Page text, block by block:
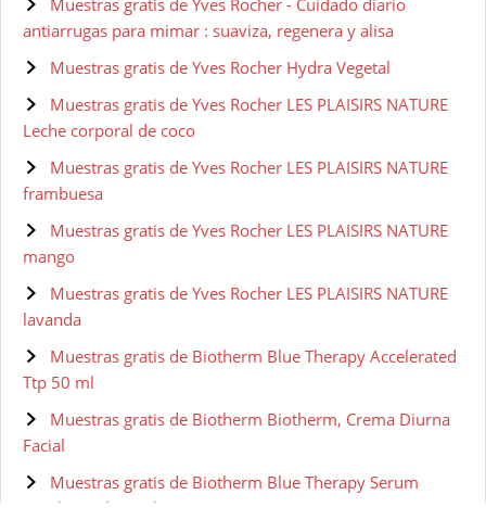
antiarrugas para mimar : suaviza, regenera y alisa
Muestras gratis de Yves Rocher Hydra Vegetal
Muestras gratis de Yves Rocher LES PLAISIRS NATURE
Leche corporal de coco
Muestras gratis de Yves Rocher LES PLAISIRS NATURE
frambuesa
Muestras gratis de Yves Rocher LES PLAISIRS NATURE
mango
Muestras gratis de Yves Rocher LES PLAISIRS NATURE
lavanda
Muestras gratis de Biotherm Blue Therapy Accelerated
Ttp 50 ml
Muestras gratis de Biotherm Biotherm, Crema Diurna
Facial
Muestras gratis de Biotherm Blue Therapy Serum
Accelerated 50 ml